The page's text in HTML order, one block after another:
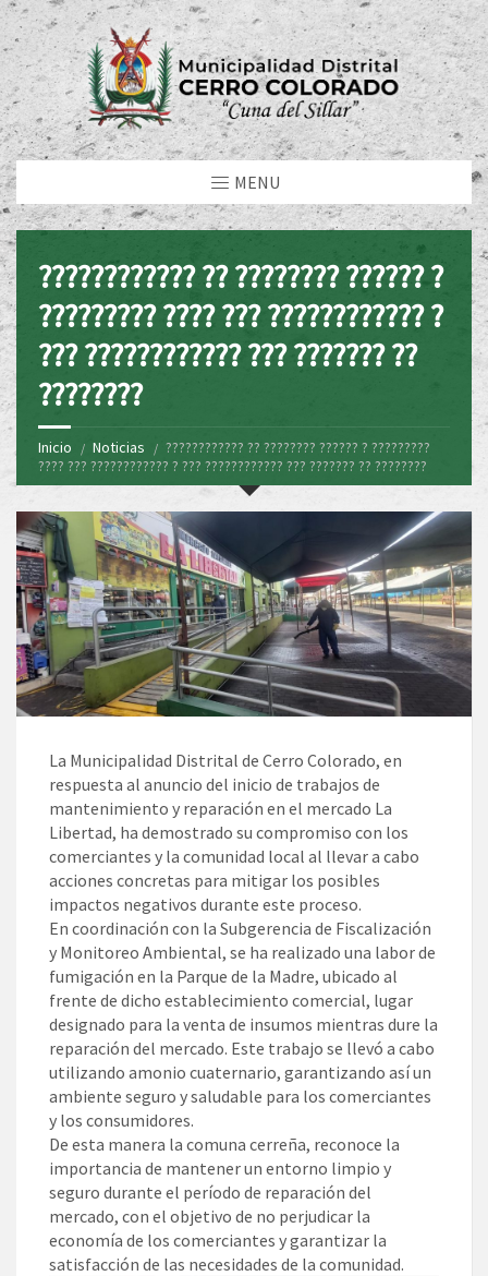
MENU
???????????? ?? ???????? ?????? ?
????????? ???? ??? ???????????? ?
??? ???????????? ??? ??????? ??
????????
Inicio Noticias
???????????? ?? ???????? ?????? ? ?????????
???? ??? ???????????? ? ??? ???????????? ??? ??????? ?? ????????
La Municipalidad Distrital de Cerro Colorado, en
respuesta al anuncio del inicio de trabajos de
mantenimiento y reparación en el mercado La
Libertad, ha demostrado su compromiso con los
comerciantes y la comunidad local al llevar a cabo
acciones concretas para mitigar los posibles
impactos negativos durante este proceso.
En coordinación con la Subgerencia de Fiscalización
y Monitoreo Ambiental, se ha realizado una labor de
fumigación en la Parque de la Madre, ubicado al
frente de dicho establecimiento comercial, lugar
designado para la venta de insumos mientras dure la
reparación del mercado. Este trabajo se llevó a cabo
utilizando amonio cuaternario, garantizando así un
ambiente seguro y saludable para los comerciantes
y los consumidores.
De esta manera la comuna cerreña, reconoce la
importancia de mantener un entorno limpio y
seguro durante el período de reparación del
mercado, con el objetivo de no perjudicar la
economía de los comerciantes y garantizar la
satisfacción de las necesidades de la comunidad.